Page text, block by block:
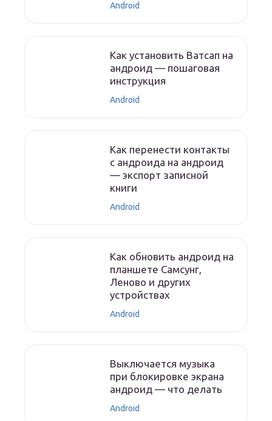
Android
Как установить Ватсап на
андроид — пошаговая
инструкция
Android
Как перенести контакты
с андроида на андроид
— экспорт записной
книги
Android
Как обновить андроид на
планшете Самсунг,
Леново и других
устройствах
Android
Выключается музыка
при блокировке экрана
андроид — что делать
Android